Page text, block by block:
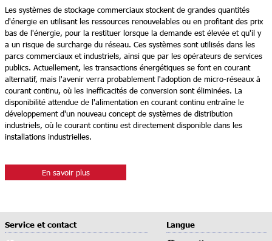
Les systèmes de stockage commerciaux stockent de grandes quantités
d'énergie en utilisant les ressources renouvelables ou en profitant des prix
bas de l'énergie, pour la restituer lorsque la demande est élevée et qu'il y
a un risque de surcharge du réseau. Ces systèmes sont utilisés dans les
parcs commerciaux et industriels, ainsi que par les opérateurs de services
publics. Actuellement, les transactions énergétiques se font en courant
alternatif, mais l'avenir verra probablement l'adoption de micro-réseaux à
courant continu, où les inefficacités de conversion sont éliminées. La
disponibilité attendue de l'alimentation en courant continu entraîne le
développement d'un nouveau concept de systèmes de distribution
industriels, où le courant continu est directement disponible dans les
installations industrielles.
En savoir plus
Service et contact
Langue